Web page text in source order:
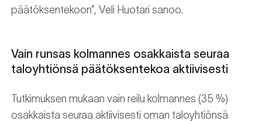
päätöksentekoon”, Veli Huotari sanoo.
Vain runsas kolmannes osakkaista seuraa
taloyhtiönsä päätöksentekoa aktiivisesti
Tutkimuksen mukaan vain reilu kolmannes (35 %)
osakkaista seuraa aktiivisesti oman taloyhtiönsä